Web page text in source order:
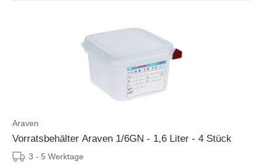
Araven
Vorratsbehälter Araven 1/6GN - 1,6 Liter - 4 Stück
3 - 5 Werktage